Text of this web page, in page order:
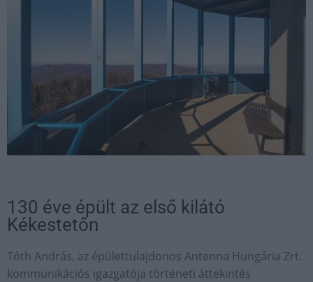
130 éve épült az első kilátó
Kékestetőn
Tóth András, az épülettulajdonos Antenna Hungária Zrt.
kommunikációs igazgatója történeti áttekintés